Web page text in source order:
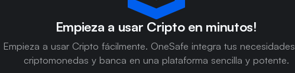
Empieza a usar Cripto en minutos!
Empieza a usar Cripto fácilmente. OneSafe integra tus
criptomonedas y banca en una plataforma sencilla y potente.